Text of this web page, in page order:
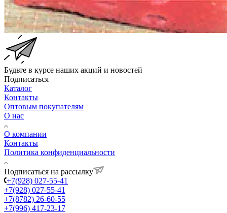
Будьте в курсе наших акций и новостей
Подписаться
Каталог
Контакты
Оптовым покупателям
О нас
О компании
Контакты
Политика конфиденциальности
Подписаться на рассылку
+7(928) 027-55-41
+7(928) 027-55-41
+7(8782) 26-60-55
+7(996) 417-23-17